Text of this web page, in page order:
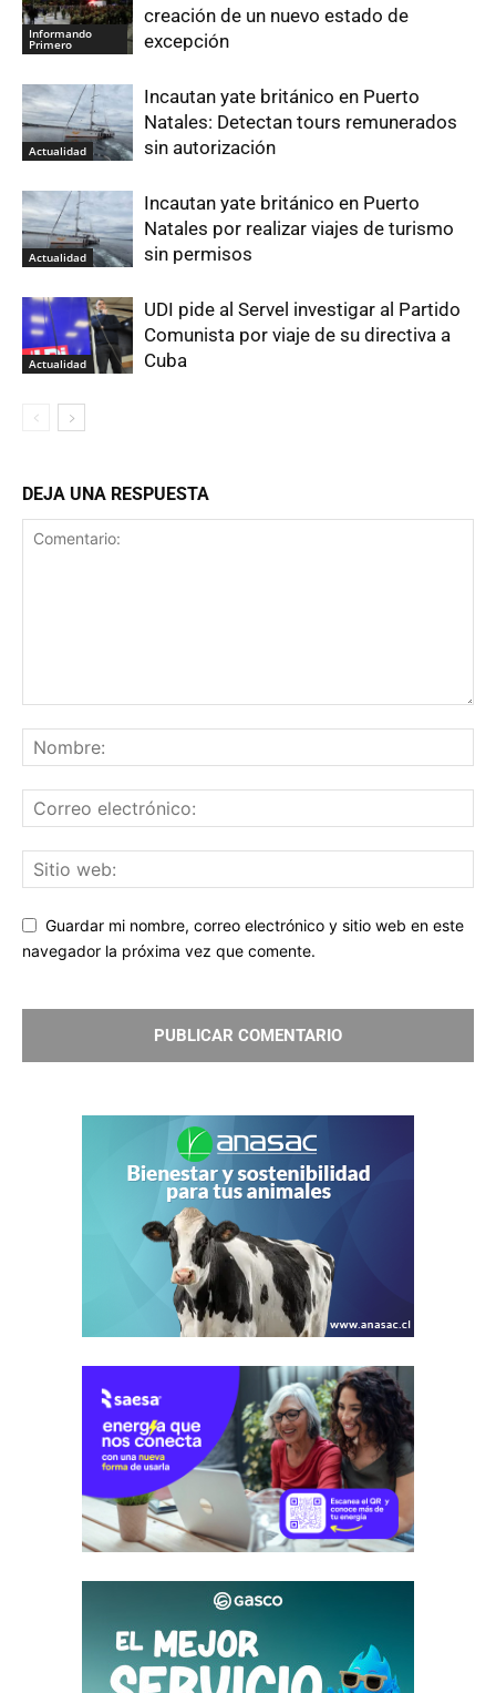
Informando
Primero
creación de un nuevo estado de
excepción
Actualidad
Incautan yate británico en Puerto
Natales: Detectan tours remunerados
sin autorización
Actualidad
Incautan yate británico en Puerto
Natales por realizar viajes de turismo
sin permisos
Actualidad
UDI pide al Servel investigar al Partido
Comunista por viaje de su directiva a
Cuba
DEJA UNA RESPUESTA
Guardar mi nombre, correo electrónico y sitio web en este
navegador la próxima vez que comente.